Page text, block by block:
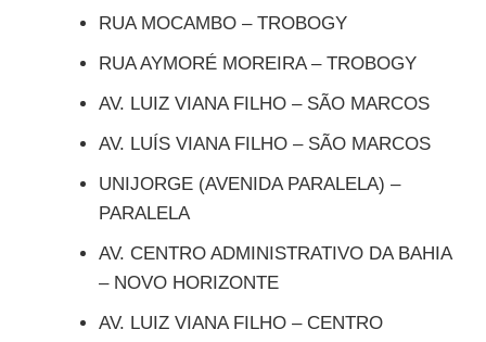
RUA MOCAMBO – TROBOGY
RUA AYMORÉ MOREIRA – TROBOGY
AV. LUIZ VIANA FILHO – SÃO MARCOS
AV. LUÍS VIANA FILHO – SÃO MARCOS
UNIJORGE (AVENIDA PARALELA) –
PARALELA
AV. CENTRO ADMINISTRATIVO DA BAHIA
– NOVO HORIZONTE
AV. LUIZ VIANA FILHO – CENTRO